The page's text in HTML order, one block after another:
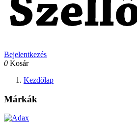
Bejelentkezés
0 Kosár
Kezdőlap
Márkák